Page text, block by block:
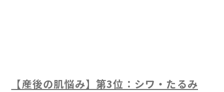
【産後の肌悩み】第3位：シワ・たるみ